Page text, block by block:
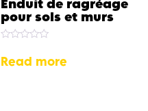
Enduit de ragréage
pour sols et murs
0
out
Read more